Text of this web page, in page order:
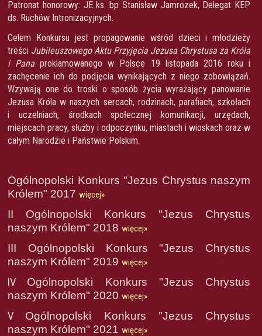
Patronat honorowy: JE ks. bp Stanisław Jamrozek, Delegat KEP
ds. Ruchów Intronizacyjnych.
Celem Konkursu jest propagowanie wśród dzieci i młodzieży
treści Jubileuszowego Aktu Przyjęcia Jezusa Chrystusa za Króla
i Panaproklamowanego w Polsce 19 listopada 2016 roku i
zachęcenie ich do podjęcia wynikających z niego zobowiązań.
Wzywają one do troski o sposób życia wyrażający panowanie
Jezusa Króla w naszych sercach, rodzinach, parafiach, szkołach
i uczelniach, środkach społecznej komunikacji, urzędach,
miejscach pracy, służby i odpoczynku, miastach i wioskach oraz w
całym Narodzie i Państwie Polskim.
Ogólnopolski Konkurs "Jezus Chrystus naszym
Królem" 2017 więcej»
II Ogólnopolski Konkurs "Jezus Chrystus
naszym Królem" 2018 więcej»
III Ogólnopolski Konkurs "Jezus Chrystus
naszym Królem" 2019 więcej»
IV Ogólnopolski Konkurs "Jezus Chrystus
naszym Królem" 2020 więcej»
V Ogólnopolski Konkurs "Jezus Chrystus
naszym Królem" 2021 więcej»